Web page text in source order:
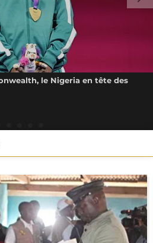
le Nigeria en tête des